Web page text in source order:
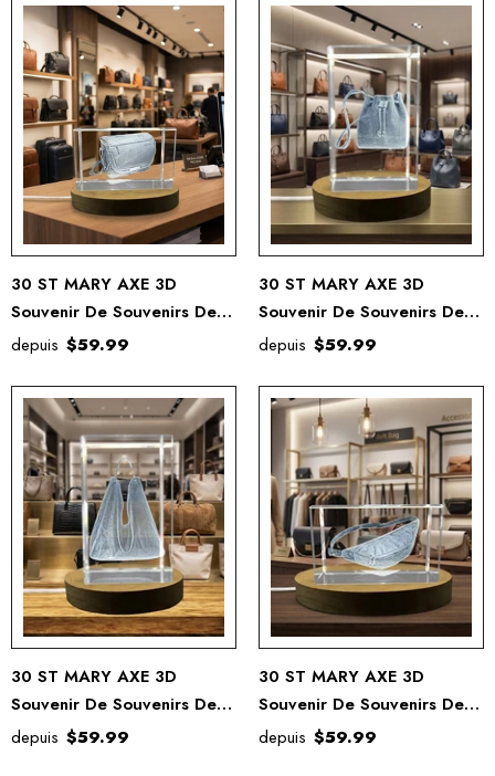
30 ST MARY AXE 3D
Souvenir De Souvenirs De
Cristal Gravé Gravé
depuis $59.99
30 ST MARY AXE 3D
Souvenir De Souvenirs De
Cristal Gravé Gravé
depuis $59.99
30 ST MARY AXE 3D
Souvenir De Souvenirs De
Cristal Gravé Gravé
depuis $59.99
30 ST MARY AXE 3D
Souvenir De Souvenirs De
Cristal Gravé Gravé
depuis $59.99